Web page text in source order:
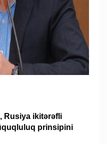
Rusiya ikitərəfli
prinsipini